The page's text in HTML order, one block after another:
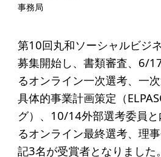
起業家のみなさんへ
起業を考えている
みなさんへ
応援したいみなさんへ
財団概要
理念
事務局
第10回丸和ソーシャルビジ
募集開始し、書類審査、6/
るオンライン一次選考、一
具体的事業計画策定（
グ）、10/14外部選考委員と
るオンライン最終選考、理
記3名が受賞者となりました。